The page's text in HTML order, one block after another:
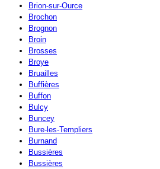
Brion-sur-Ource
Brochon
Brognon
Broin
Brosses
Broye
Bruailles
Buffières
Buffon
Bulcy
Buncey
Bure-les-Templiers
Burnand
Bussières
Bussières